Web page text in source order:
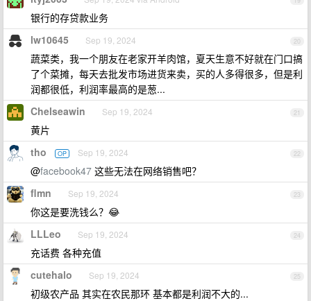
银行的存贷款业务
20
lw10645 Sep 19, 2024
蔬菜类，我一个朋友在老家开羊肉馆，夏天生意不好就在门口搞
了个菜摊，每天去批发市场进货来卖，买的人多得很多，但是利
润都很低，利润率最高的是葱...
21
Chelseawin Sep 19, 2024
黄片
22
tho OP Sep 19, 2024
@facebook47 这些无法在网络销售吧？
23
flmn Sep 19, 2024
你这是要洗钱么？😂
24
LLLeo Sep 19, 2024
充话费 各种充值
25
cutehalo Sep 19, 2024
初级农产品 其实在农民那环 基本都是利润不大的...